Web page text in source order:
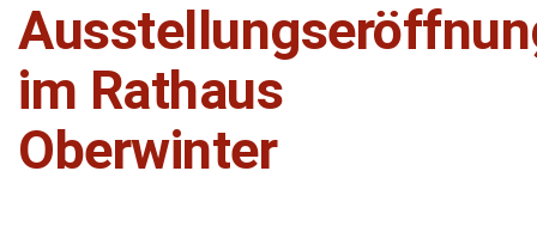
im Rathaus
Oberwinter